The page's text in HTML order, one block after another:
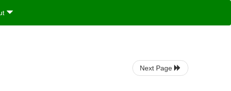
Next Page